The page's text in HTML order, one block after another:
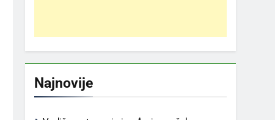
Najnovije